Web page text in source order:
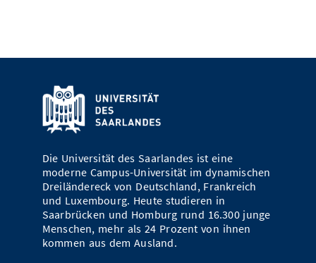
Die Universität des Saarlandes ist eine
moderne Campus-Universität im dynamischen
Dreiländereck von Deutschland, Frankreich
und Luxembourg. Heute studieren in
Saarbrücken und Homburg rund 16.300 junge
Menschen, mehr als 24 Prozent von ihnen
kommen aus dem Ausland.